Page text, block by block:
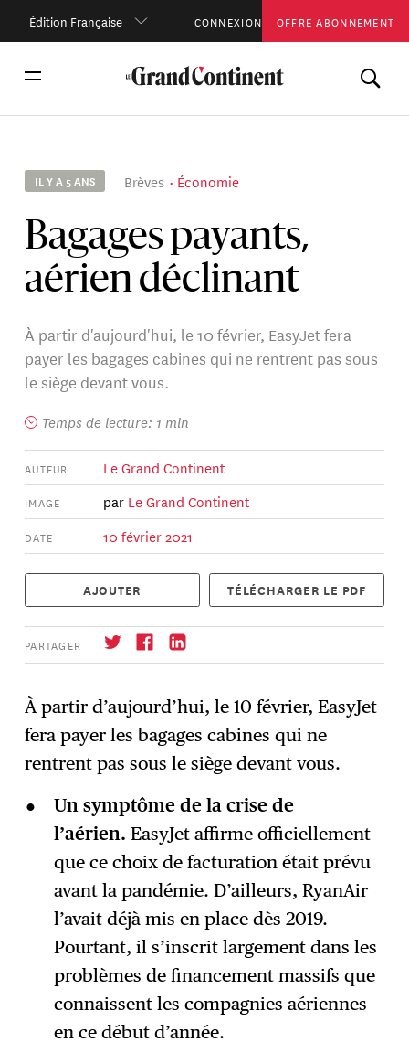
Édition Française CONNEXION OFFRE ABONNEMENT
IL Y A 5 ANS Brèves Économie
Bagages payants,
aérien déclinant
À partir d'aujourd'hui, le 10 février, EasyJet fera
payer les bagages cabines qui ne rentrent pas sous
le siège devant vous.
Temps de lecture: 1 min
AUTEUR Le Grand Continent
IMAGE par Le Grand Continent
DATE 10 février 2021
AJOUTER TÉLÉCHARGER LE PDF
PARTAGER
→ S'abonner
À partir d’aujourd’hui, le 10 février, EasyJet
fera payer les bagages cabines qui ne
rentrent pas sous le siège devant vous.
Un symptôme de la crise de
l’aérien. EasyJet affirme officiellement
que ce choix de facturation était prévu
avant la pandémie. D’ailleurs, RyanAir
l’avait déjà mis en place dès 2019.
Pourtant, il s’inscrit largement dans les
problèmes de financement massifs que
connaissent les compagnies aériennes
en ce début d’année.